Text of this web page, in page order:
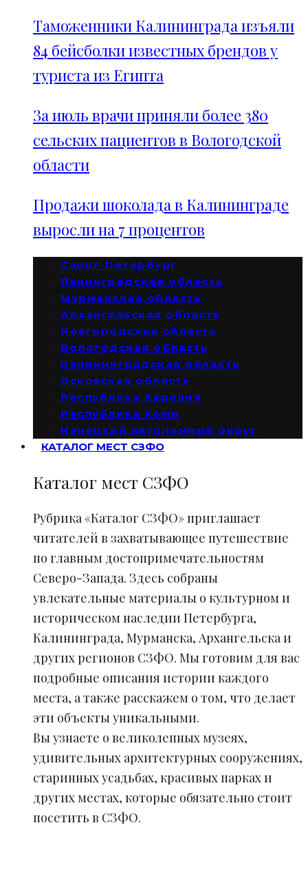
Таможенники Калининграда изъяли
84 бейсболки известных брендов у
туриста из Египта
За июль врачи приняли более 380
сельских пациентов в Вологодской
области
Продажи шоколада в Калининграде
выросли на 7 процентов
Санкт-Петербург
Ленинградская область
Мурманская область
Архангельская область
Новгородская область
Вологодская область
Калининградская область
Псковская область
Республика Карелия
Республика Коми
Ненецкий автономный округ
КАТАЛОГ МЕСТ СЗФО
Каталог мест СЗФО
Рубрика «Каталог СЗФО» приглашает
читателей в захватывающее путешествие
по главным достопримечательностям
Северо-Запада. Здесь собраны
увлекательные материалы о культурном и
историческом наследии Петербурга,
Калининграда, Мурманска, Архангельска и
других регионов СЗФО. Мы готовим для вас
подробные описания истории каждого
места, а также расскажем о том, что делает
эти объекты уникальными.
Вы узнаете о великолепных музеях,
удивительных архитектурных сооружениях,
старинных усадьбах, красивых парках и
других местах, которые обязательно стоит
посетить в СЗФО.